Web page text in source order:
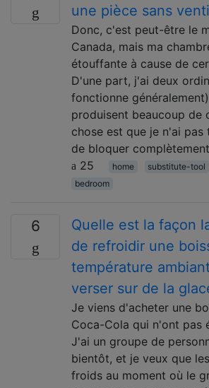
une pièce sans
Donc, c'est peut-être le
Canada, mais ma
étouffante à cause de
D'une part, j'ai deux
fonctionne
produisent beaucoup de
chose est que je n'ai pas
de bloquer
25
home substitute-tool
bedroom
6
Quelle est la façon
de refroidir une
température
verser sur de la
Je viens d'acheter une
Coca-Cola qui n'ont pas
J'ai un groupe de
bientôt, et je veux que
froids au moment où le